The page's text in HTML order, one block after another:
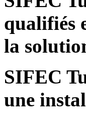
qualifiés
la
SIFEC
une